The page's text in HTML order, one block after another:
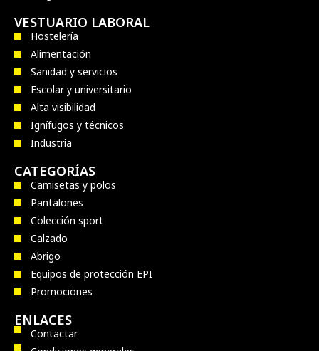
VESTUARIO LABORAL
Hostelería
Alimentación
Sanidad y servicios
Escolar y universitario
Alta visibilidad
Ignífugos y técnicos
Industria
CATEGORÍAS
Camisetas y polos
Pantalones
Colección sport
Calzado
Abrigo
Equipos de protección EPI
Promociones
ENLACES
Contactar